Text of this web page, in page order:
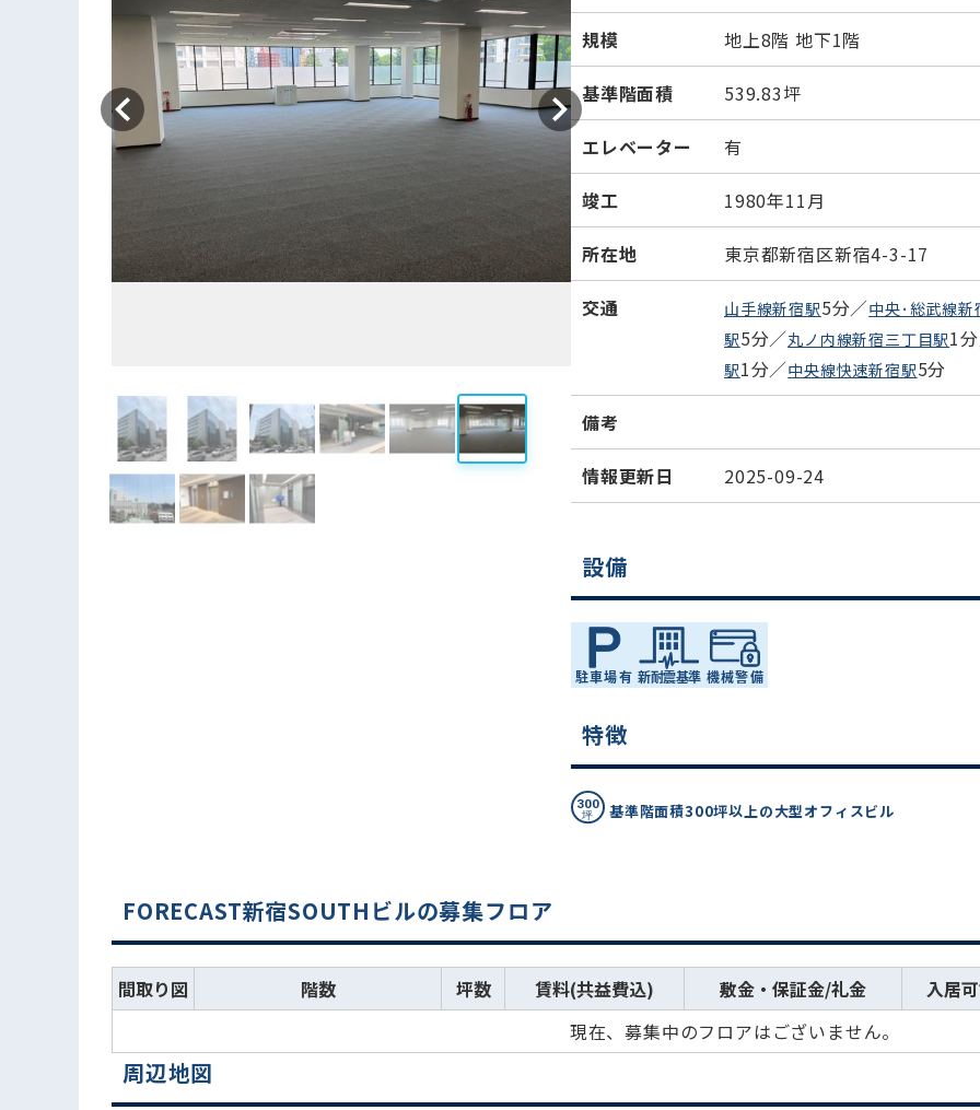
規模 地上8階 地下1階
基準階面積 539.83坪
エレベーター 有
竣工 1980年11月
所在地 東京都新宿区新宿4-3-17
交通 山手線新宿駅5分／中央･総武線新
駅5分／丸ノ内線新宿三丁目駅1
駅1分／中央線快速新宿駅5分
備考
情報更新日 2025-09-24
設備
特徴
基準階面積300坪以上の大型オフィスビル
FORECAST新宿SOUTHビルの募集フロア
間取り図 階数 坪数 賃料(共益費込) 敷金・保証金/礼金
入居
現在、募集中のフロアはございません。
周辺地図